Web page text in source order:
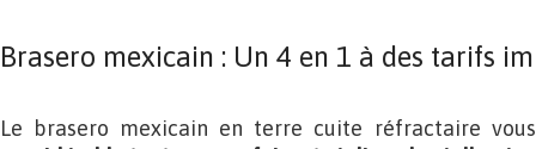
Brasero mexicain : Un 4 en 1 à des tarifs
Le brasero mexicain en terre cuite réfractaire